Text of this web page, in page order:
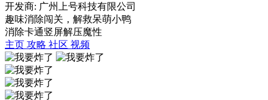
开发商: 广州上号科技有限公司
趣味消除闯关，解救呆萌小鸭
消除卡通竖屏解压魔性
主页 攻略 社区 视频